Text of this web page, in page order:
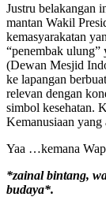
Justru belakangan
mantan Wakil
kemasyarakatan
“penembak ulung”
(Dewan Mesjid
ke lapangan
relevan dengan
simbol kesehatan.
Kemanusiaan yang
Yaa …kemana
*zainal bintang,
budaya*.